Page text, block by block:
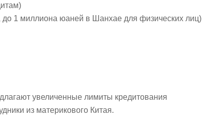
до 1 миллиона юаней в Шанхае для физических лиц)
увеличенные лимиты кредитования
из материкового Китая.